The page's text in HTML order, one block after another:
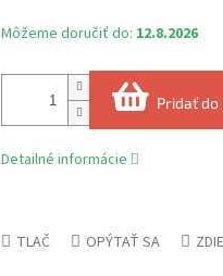
Môžeme doručiť do: 12.8.2026
Pridať do
Detailné informácie
TLAČ OPÝTAŤ SA